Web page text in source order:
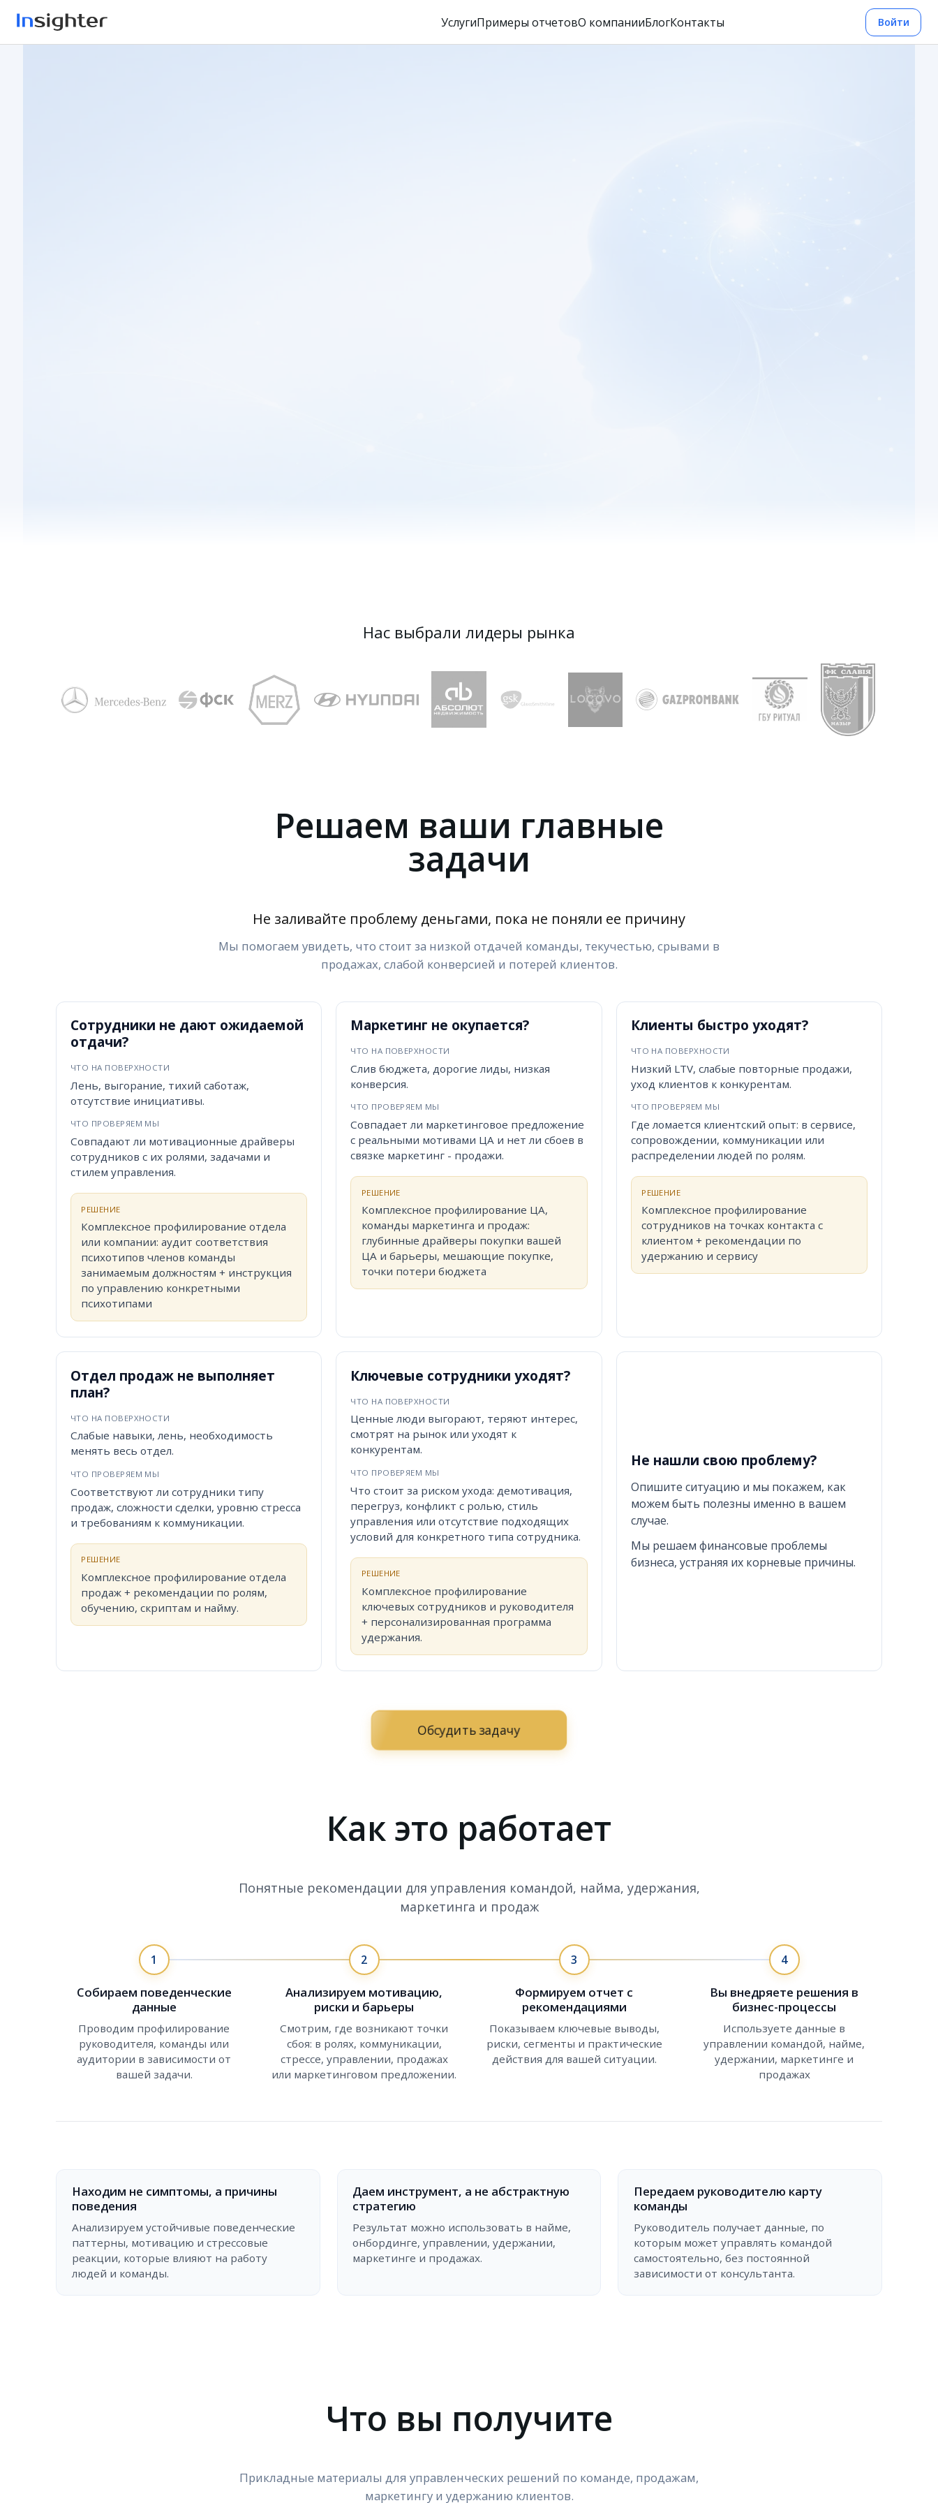
УслугиПримеры отчетовО компанииБлогКонтакты Войти
Поведенческая
аналитика для бизнеса
Для собственников и топ-менеджеров, которые хотят видеть глубже,
управлять точнее, вдохновлять команду и опережать изменения рынка
Записаться на бесплатную 15-мин
диагностику команды
Нас выбрали лидеры рынка
Решаем ваши главные
задачи
Не заливайте проблему деньгами, пока не поняли ее причину
Мы помогаем увидеть, что стоит за низкой отдачей команды, текучестью, срывами в
продажах, слабой конверсией и потерей клиентов.
Сотрудники не дают ожидаемой
отдачи?
ЧТО НА ПОВЕРХНОСТИ
Лень, выгорание, тихий саботаж,
отсутствие инициативы.
ЧТО ПРОВЕРЯЕМ МЫ
Совпадают ли мотивационные драйверы
сотрудников с их ролями, задачами и
стилем управления.
РЕШЕНИЕ
Комплексное профилирование отдела
или компании: аудит соответствия
психотипов членов команды
занимаемым должностям + инструкция
по управлению конкретными
психотипами
Маркетинг не окупается?
ЧТО НА ПОВЕРХНОСТИ
Слив бюджета, дорогие лиды, низкая
конверсия.
ЧТО ПРОВЕРЯЕМ МЫ
Совпадает ли маркетинговое предложение
с реальными мотивами ЦА и нет ли сбоев в
связке маркетинг - продажи.
РЕШЕНИЕ
Комплексное профилирование ЦА,
команды маркетинга и продаж:
глубинные драйверы покупки вашей
ЦА и барьеры, мешающие покупке,
точки потери бюджета
Клиенты быстро уходят?
ЧТО НА ПОВЕРХНОСТИ
Низкий LTV, слабые повторные продажи,
уход клиентов к конкурентам.
ЧТО ПРОВЕРЯЕМ МЫ
Где ломается клиентский опыт: в сервисе,
сопровождении, коммуникации или
распределении людей по ролям.
РЕШЕНИЕ
Комплексное профилирование
сотрудников на точках контакта с
клиентом + рекомендации по
удержанию и сервису
Отдел продаж не выполняет
план?
ЧТО НА ПОВЕРХНОСТИ
Слабые навыки, лень, необходимость
менять весь отдел.
ЧТО ПРОВЕРЯЕМ МЫ
Соответствуют ли сотрудники типу
продаж, сложности сделки, уровню стресса
и требованиям к коммуникации.
РЕШЕНИЕ
Комплексное профилирование отдела
продаж + рекомендации по ролям,
обучению, скриптам и найму.
Ключевые сотрудники уходят?
ЧТО НА ПОВЕРХНОСТИ
Ценные люди выгорают, теряют интерес,
смотрят на рынок или уходят к
конкурентам.
ЧТО ПРОВЕРЯЕМ МЫ
Что стоит за риском ухода: демотивация,
перегруз, конфликт с ролью, стиль
управления или отсутствие подходящих
условий для конкретного типа сотрудника.
РЕШЕНИЕ
Комплексное профилирование
ключевых сотрудников и руководителя
+ персонализированная программа
удержания.
Не нашли свою проблему?
Опишите ситуацию и мы покажем, как
можем быть полезны именно в вашем
случае.
Мы решаем финансовые проблемы
бизнеса, устраняя их корневые причины.
Обсудить задачу
Как это работает
Понятные рекомендации для управления командой, найма, удержания,
маркетинга и продаж
1
Собираем поведенческие
данные
Проводим профилирование
руководителя, команды или
аудитории в зависимости от
вашей задачи.
2
Анализируем мотивацию,
риски и барьеры
Смотрим, где возникают точки
сбоя: в ролях, коммуникации,
стрессе, управлении, продажах
или маркетинговом предложении.
3
Формируем отчет с
рекомендациями
Показываем ключевые выводы,
риски, сегменты и практические
действия для вашей ситуации.
4
Вы внедряете решения в
бизнес-процессы
Используете данные в
управлении командой, найме,
удержании, маркетинге и
продажах
Находим не симптомы, а причины
поведения
Анализируем устойчивые поведенческие
паттерны, мотивацию и стрессовые
реакции, которые влияют на работу
людей и команды.
Даем инструмент, а не абстрактную
стратегию
Результат можно использовать в найме,
онбординге, управлении, удержании,
маркетинге и продажах.
Передаем руководителю карту
команды
Руководитель получает данные, по
которым может управлять командой
самостоятельно, без постоянной
зависимости от консультанта.
Что вы получите
Прикладные материалы для управленческих решений по команде, продажам,
маркетингу и удержанию клиентов.